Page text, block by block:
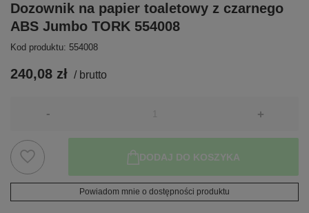
Dozownik na papier toaletowy z czarnego
ABS Jumbo TORK 554008
Kod produktu: 554008
240,08 zł / brutto
- +
DODAJ DO KOSZYKA
Powiadom mnie o dostępności produktu